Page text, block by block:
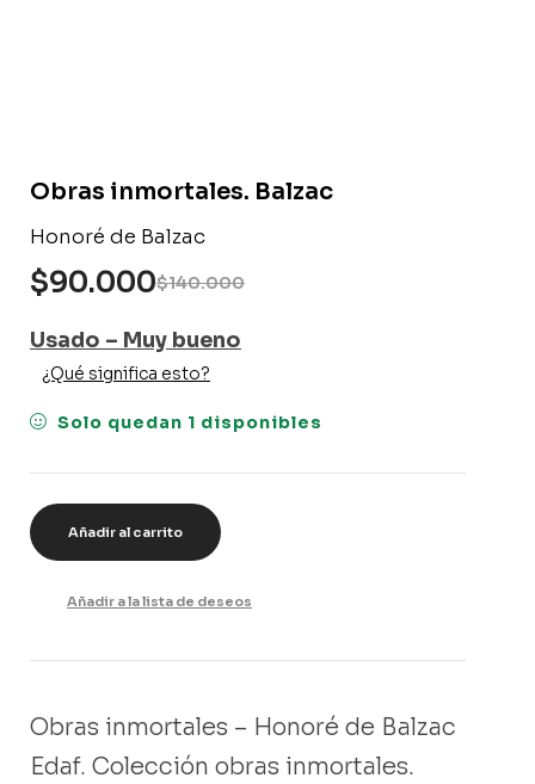
Obras inmortales. Balzac
Honoré de Balzac
$140.000
$90.000
Usado – Muy bueno
¿Qué significa esto?
Solo quedan 1 disponibles
Añadir al carrito
Añadir a la lista de deseos
Obras inmortales – Honoré de Balzac
Edaf. Colección obras inmortales.